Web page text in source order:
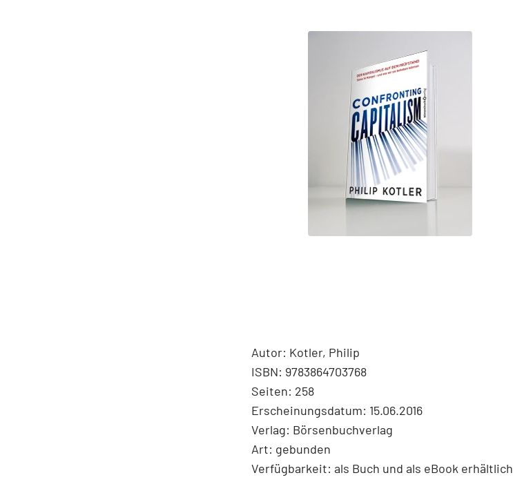
Autor: Kotler, Philip
ISBN: 9783864703768
Seiten: 258
Erscheinungsdatum: 15.06.2016
Verlag: Börsenbuchverlag
Art: gebunden
Verfügbarkeit: als Buch und als eBook erhältlich